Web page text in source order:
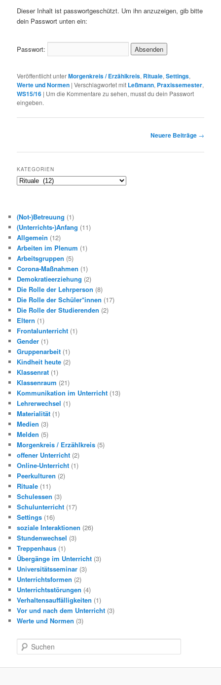
Dieser Inhalt ist passwortgeschützt. Um ihn anzuzeigen, gib bitte
dein Passwort unten ein:
Passwort:
Veröffentlicht unterMorgenkreis / Erzählkreis, Rituale,Settings,
Werte und Normen |Verschlagwortet mit Leßmann, Praxissemester,
WS15/16 | Um die Kommentare zu sehen, musst du dein Passwort
eingeben.
Neuere Beiträge →
KATEGORIEN
Kategorien
(Not-)Betreuung (1)
(Unterrichts-)Anfang (11)
Allgemein (12)
Arbeiten im Plenum (1)
Arbeitsgruppen (5)
Corona-Maßnahmen (1)
Demokratieerziehung (2)
Die Rolle der Lehrperson (8)
Die Rolle der Schüler*innen (17)
Die Rolle der Studierenden (2)
Eltern (1)
Frontalunterricht (1)
Gender (1)
Gruppenarbeit (1)
Kindheit heute (2)
Klassenrat (1)
Klassenraum (21)
Kommunikation im Unterricht (13)
Lehrerwechsel (1)
Materialität (1)
Medien (3)
Melden (5)
Morgenkreis / Erzählkreis (5)
offener Unterricht (2)
Online-Unterricht (1)
Peerkulturen (2)
Rituale (11)
Schulessen (3)
Schulunterricht (17)
Settings (16)
soziale Interaktionen (26)
Stundenwechsel (3)
Treppenhaus (1)
Übergänge im Unterricht (3)
Universitätsseminar (3)
Unterrichtsformen (2)
Unterrichtsstörungen (4)
Verhaltensauffälligkeiten (1)
Vor und nach dem Unterricht (3)
Werte und Normen (3)
u